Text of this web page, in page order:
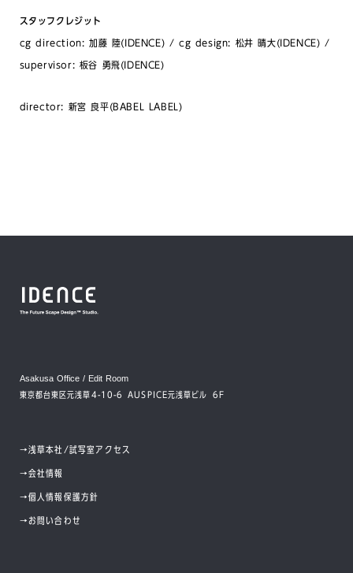
スタッフクレジット
cg direction: 加藤 陸(IDENCE) / cg design: 松井 晴大(IDENCE) /
supervisor: 板谷 勇飛(IDENCE)
director: 新宮 良平(BABEL LABEL)
Asakusa Office / Edit Room
東京都台東区元浅草4-10-6 AUSPICE元浅草ビル 6F
→浅草本社/試写室アクセス
→会社情報
→個人情報保護方針
→お問い合わせ